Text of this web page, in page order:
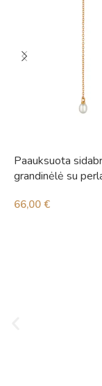
Paauksuota
grandinėlė su
66,00 €